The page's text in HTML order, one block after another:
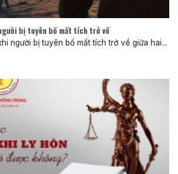
bị tuyên bố mất tích trở về
người bị tuyên bố mất tích trở về giữa hai...